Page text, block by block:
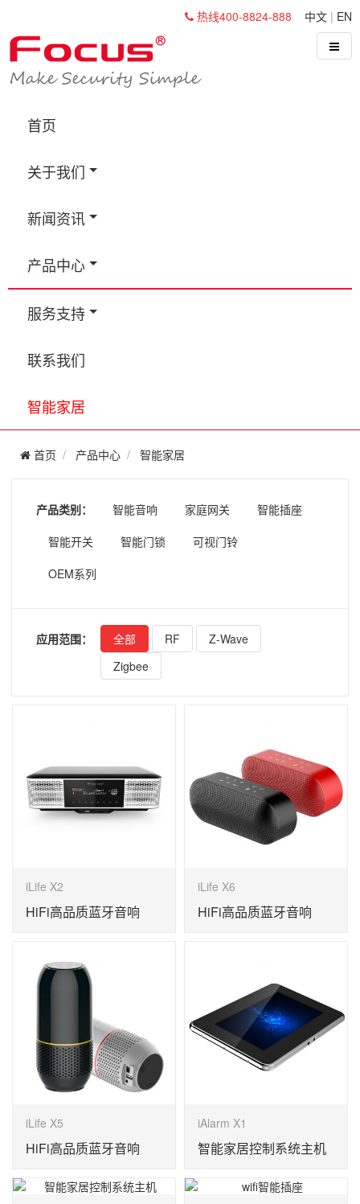
中文 | EN
热线400-8824-888
首页
关于我们
新闻资讯
产品中心
服务支持
联系我们
智能家居
首页 产品中心 智能家居
产品类别： 智能音响 家庭网关
智能插座
智能开关
智能门锁
可视门铃
OEM系列
应用范围： 全部 RF
Z-Wave
Zigbee
iLife X2
HiFi高品质蓝牙音响
iLife X6
HiFi高品质蓝牙音响
iLife X5
HiFi高品质蓝牙音响
iAlarm X1
智能家居控制系统主机